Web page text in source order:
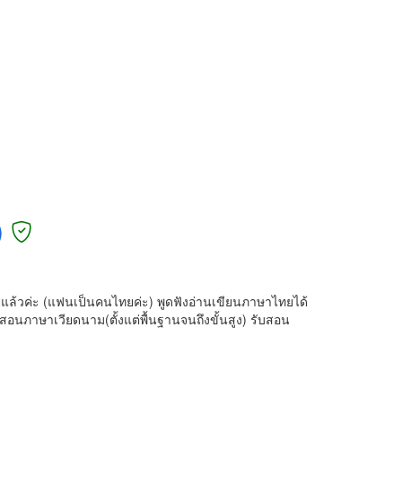
ล้วค่ะ (แฟนเป็นคนไทยค่ะ) พูดฟังอ่านเขียนภาษาไทยได้
นภาษาเวียดนาม(ตั้งแต่พื้นฐานจนถึงขั้นสูง) รับสอน